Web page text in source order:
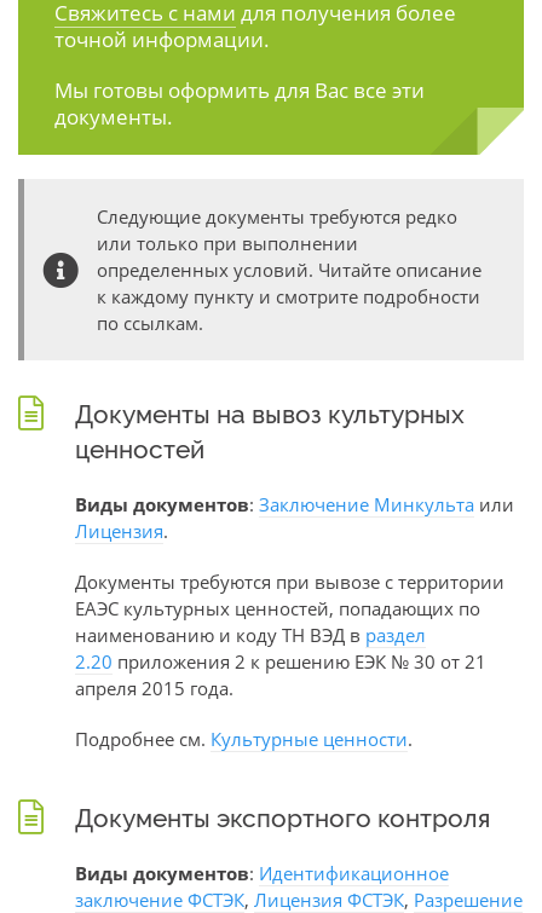
Свяжитесь с нами для получения более
точной информации.
Мы готовы оформить для Вас все эти
документы.
Следующие документы требуются редко
или только при выполнении
определенных условий. Читайте описание
к каждому пункту и смотрите подробности
по ссылкам.
Документы на вывоз культурных
ценностей
Виды документов: Заключение Минкульта или
Лицензия.
Документы требуются при вывозе с территории
ЕАЭС культурных ценностей, попадающих по
наименованию и коду ТН ВЭД в раздел
2.20 приложения 2 к решению ЕЭК № 30 от 21
апреля 2015 года.
Подробнее см. Культурные ценности.
Документы экспортного контроля
Виды документов: Идентификационное
заключение ФСТЭК, Лицензия ФСТЭК, Разрешение